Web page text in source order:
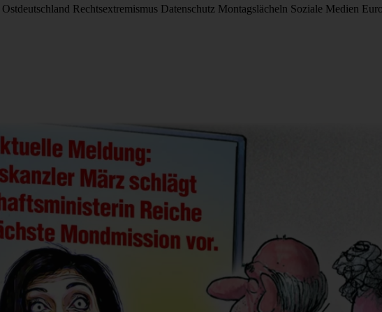
Ostdeutschland Rechtsextremismus Datenschutz Montagslächeln Soziale Medien